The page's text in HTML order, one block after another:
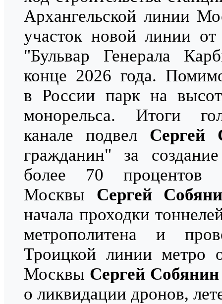
Архангельской линии
участок новой линии
"Бульвар Генерала
конце 2026 года.
в России парк на
монорельса. Итоги
канале подвел Сергей
гражданин" за
более 70 процентов
Москвы Сергей
начала проходки
метрополитена и
Троицкой линии
Москвы Сергей Собянин
о ликвидации дронов,